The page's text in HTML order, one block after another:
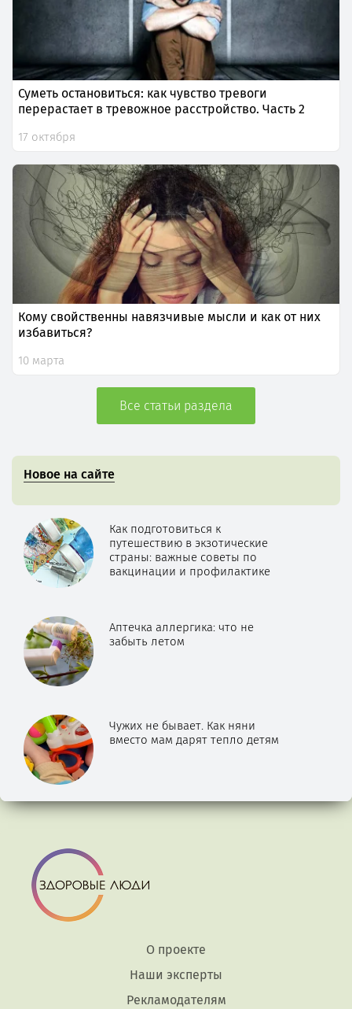
Суметь остановиться: как чувство тревоги
перерастает в тревожное расстройство. Часть 2
17 октября
Кому свойственны навязчивые мысли и как от них
избавиться?
10 марта
Все статьи раздела
Новое на сайте
Как подготовиться к
путешествию в экзотические
страны: важные советы по
вакцинации и профилактике
Аптечка аллергика: что не
забыть летом
Чужих не бывает. Как няни
вместо мам дарят тепло детям
О проекте
Наши эксперты
Рекламодателям